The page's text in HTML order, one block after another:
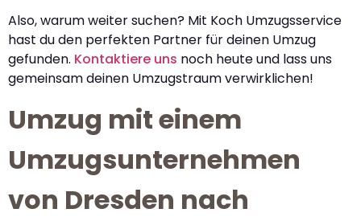
Also, warum weiter suchen? Mit Koch Umzugsservice
hast du den perfekten Partner für deinen Umzug
gefunden. Kontaktiere uns noch heute und lass uns
gemeinsam deinen Umzugstraum verwirklichen!
Umzug mit einem
Umzugsunternehmen
von Dresden nach